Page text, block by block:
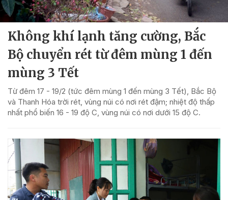
Không khí lạnh tăng cường, Bắc
Bộ chuyển rét từ đêm mùng 1 đến
mùng 3 Tết
Từ đêm 17 - 19/2 (tức đêm mùng 1 đến mùng 3 Tết), Bắc Bộ
và Thanh Hóa trời rét, vùng núi có nơi rét đậm; nhiệt độ thấp
nhất phổ biến 16 - 19 độ C, vùng núi có nơi dưới 15 độ C.